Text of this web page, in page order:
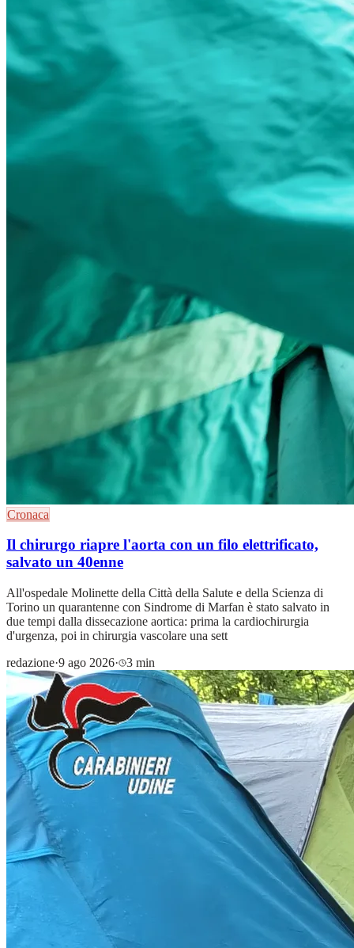
Cronaca
Il chirurgo riapre l'aorta con un filo elettrificato,
salvato un 40enne
All'ospedale Molinette della Città della Salute e della Scienza di
Torino un quarantenne con Sindrome di Marfan è stato salvato in
due tempi dalla dissecazione aortica: prima la cardiochirurgia
d'urgenza, poi in chirurgia vascolare una sett
redazione·9 ago 2026· 3 min